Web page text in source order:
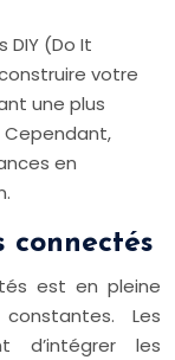
DIY (Do It
votre
une plus
en
connectés
est en pleine
Les
d’intégrer les